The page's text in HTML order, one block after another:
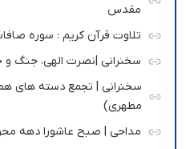
مقدس
تلاوت قرآن کریم : سوره
سخنرانی |نصرت الهی، جنگ و
سخنرانی | تجمع دسته های
مطهری)
مداحی | صبح عاشورا دهه محرم 1405/